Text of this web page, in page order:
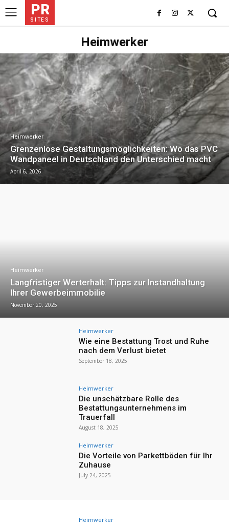
PR
SITES
Heimwerker
Heimwerker
Grenzenlose Gestaltungsmöglichkeiten: Wo das PVC
Wandpaneel in Deutschland den Unterschied macht
April 6, 2026
Heimwerker
Langfristiger Werterhalt: Tipps zur Instandhaltung
Ihrer Gewerbeimmobilie
November 20, 2025
Heimwerker
Wie eine Bestattung Trost und Ruhe
nach dem Verlust bietet
September 18, 2025
Heimwerker
Die unschätzbare Rolle des
Bestattungsunternehmens im
Trauerfall
August 18, 2025
Heimwerker
Die Vorteile von Parkettböden für Ihr
Zuhause
July 24, 2025
Heimwerker